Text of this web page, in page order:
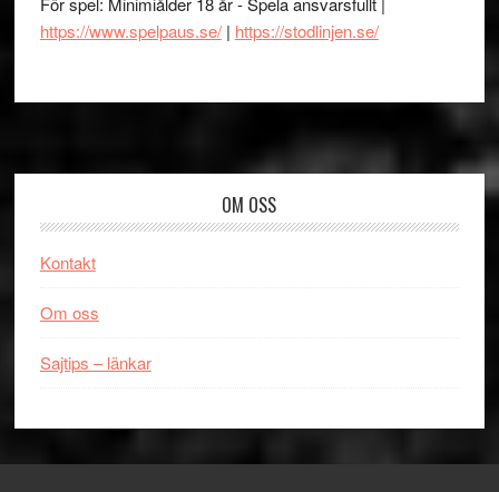
https://www.spelpaus.se/| https://stodlinjen.se/
OM OSS
Kontakt
Om oss
Sajtips – länkar